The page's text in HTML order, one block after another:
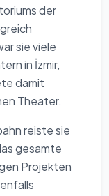
der
sie viele
in İzmir,
damit
Theater.
reiste sie
gesamte
Projekten